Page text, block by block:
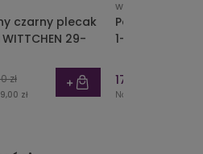
czarny plecak
29-
zł
zł
WITTCHEN
Portfel
1-362-3
179,00 zł
Najniższa cena: